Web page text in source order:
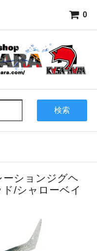
0
検索
ションジグヘ
/シャローベイ